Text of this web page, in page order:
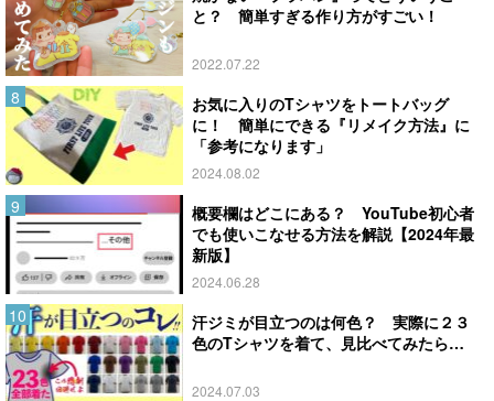
と？ 簡単すぎる作り方がすごい！
2022.07.22
お気に入りのTシャツをトートバッグ
に！ 簡単にできる『リメイク方法』に
「参考になります」
2024.08.02
概要欄はどこにある？ YouTube初心者
でも使いこなせる方法を解説【2024年最
新版】
2024.06.28
汗ジミが目立つのは何色？ 実際に２３
色のTシャツを着て、見比べてみたら…
2024.07.03